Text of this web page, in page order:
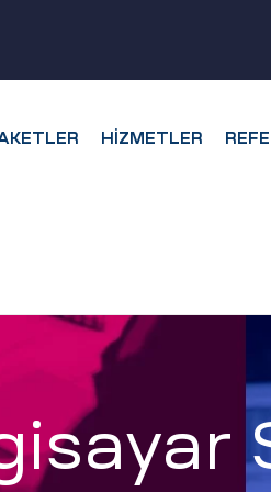
HIZMETLER